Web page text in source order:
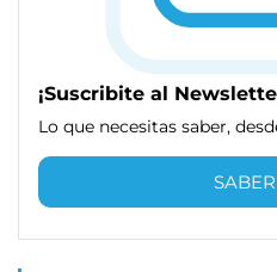
¡Suscribite al
Lo que necesitas saber,